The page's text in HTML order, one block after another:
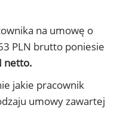
na umowę o
PLN brutto poniesie
netto.
jakie pracownik
umowy zawartej